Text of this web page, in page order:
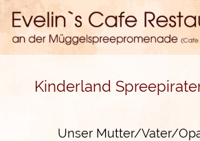
Startseite
Speisekarte
Büffet Brunch
Feierlichkeiten
Kaffeegedeck
Büffets
Monatsangebot
Kinderland
Unser Mutter/Vater/